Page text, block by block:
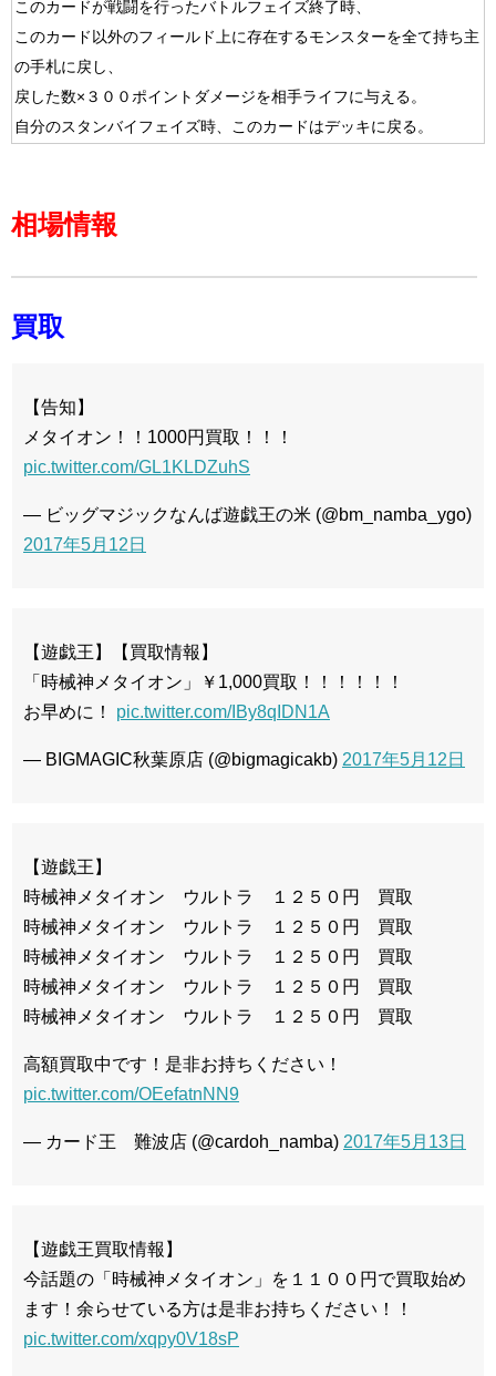
このカードが戦闘を行ったバトルフェイズ終了時、
このカード以外のフィールド上に存在するモンスターを全て持ち主
の手札に戻し、
戻した数×３００ポイントダメージを相手ライフに与える。
自分のスタンバイフェイズ時、このカードはデッキに戻る。
相場情報
買取
【告知】
メタイオン！！1000円買取！！！
pic.twitter.com/GL1KLDZuhS
— ビッグマジックなんば遊戯王の米 (@bm_namba_ygo)
2017年5月12日
【遊戯王】【買取情報】
「時械神メタイオン」￥1,000買取！！！！！！
お早めに！ pic.twitter.com/IBy8qIDN1A
— BIGMAGIC秋葉原店 (@bigmagicakb) 2017年5月12日
【遊戯王】
時械神メタイオン ウルトラ １２５０円 買取
時械神メタイオン ウルトラ １２５０円 買取
時械神メタイオン ウルトラ １２５０円 買取
時械神メタイオン ウルトラ １２５０円 買取
時械神メタイオン ウルトラ １２５０円 買取
高額買取中です！是非お持ちください！
pic.twitter.com/OEefatnNN9
— カード王 難波店 (@cardoh_namba) 2017年5月13日
【遊戯王買取情報】
今話題の「時械神メタイオン」を１１００円で買取始め
ます！余らせている方は是非お持ちください！！
pic.twitter.com/xqpy0V18sP